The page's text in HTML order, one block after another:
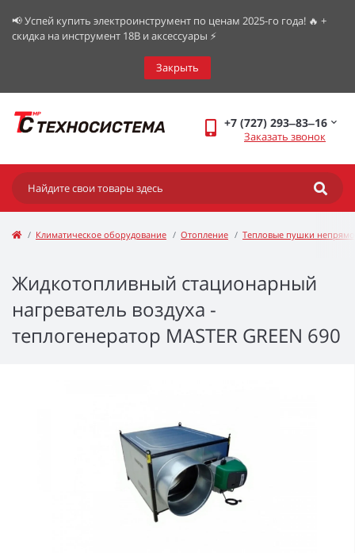
📢 Успей купить электроинструмент по ценам 2025-го года! 🔥 +
скидка на инструмент 18В и аксессуары ⚡️
Закрыть
+7 (727) 293‒83‒16
Заказать звонок
Климатическое оборудование Отопление Тепловые пушки
Жидкотопливный стационарный
нагреватель воздуха -
теплогенератор MASTER GREEN 690